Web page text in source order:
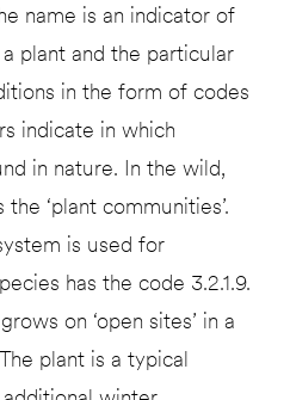
name is an indicator of
plant and the particular
in the form of codes
indicate in which
in nature. In the wild,
‘plant communities’.
is used for
has the code 3.2.1.9.
on ‘open sites’ in a
plant is a typical